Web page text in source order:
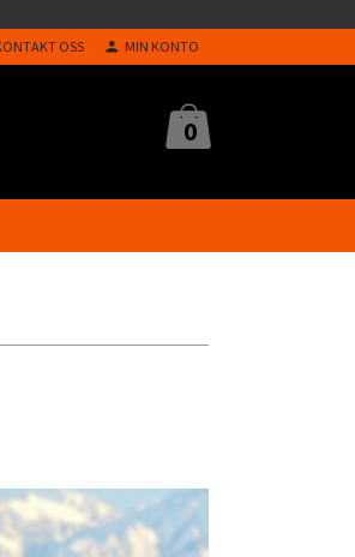
OSS MIN KONTO
0